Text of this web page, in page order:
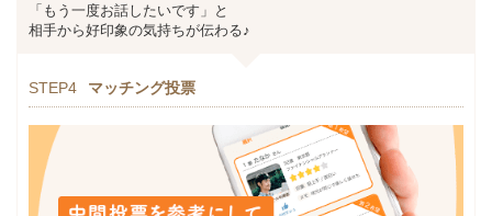
「もう一度お話したいです」と
相手から好印象の気持ちが伝わる♪
STEP4 マッチング投票